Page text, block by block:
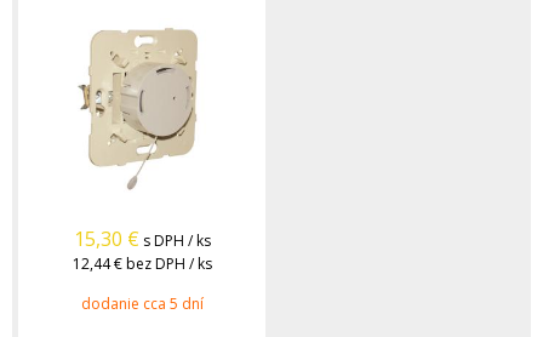
15,30 € s DPH / ks
12,44 € bez DPH / ks
dodanie cca 5 dní